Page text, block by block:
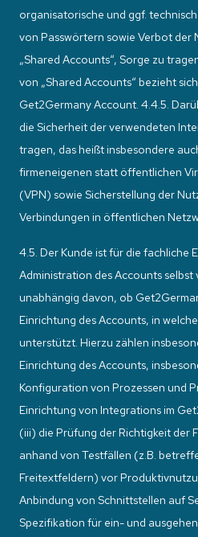
organisatorische und ggf.
von Passwörtern sowie Verbot der
„Shared Accounts“, Sorge zu
von „Shared Accounts“ bezieht
Get2Germany Account. 4.4.5.
die Sicherheit der verwendeten
tragen, das heißt insbesondere
firmeneigenen statt öffentlichen
(VPN) sowie Sicherstellung der
Verbindungen in öffentlichen
4.5. Der Kunde ist für die fachliche
Administration des Accounts
unabhängig davon, ob
Einrichtung des Accounts, in
unterstützt. Hierzu zählen
Einrichtung des Accounts,
Konfiguration von Prozessen und
Einrichtung von Integrations im
(iii) die Prüfung der Richtigkeit der
anhand von Testfällen (z.B.
Freitextfeldern) vor
Anbindung von Schnittstellen auf
Spezifikation für ein- und